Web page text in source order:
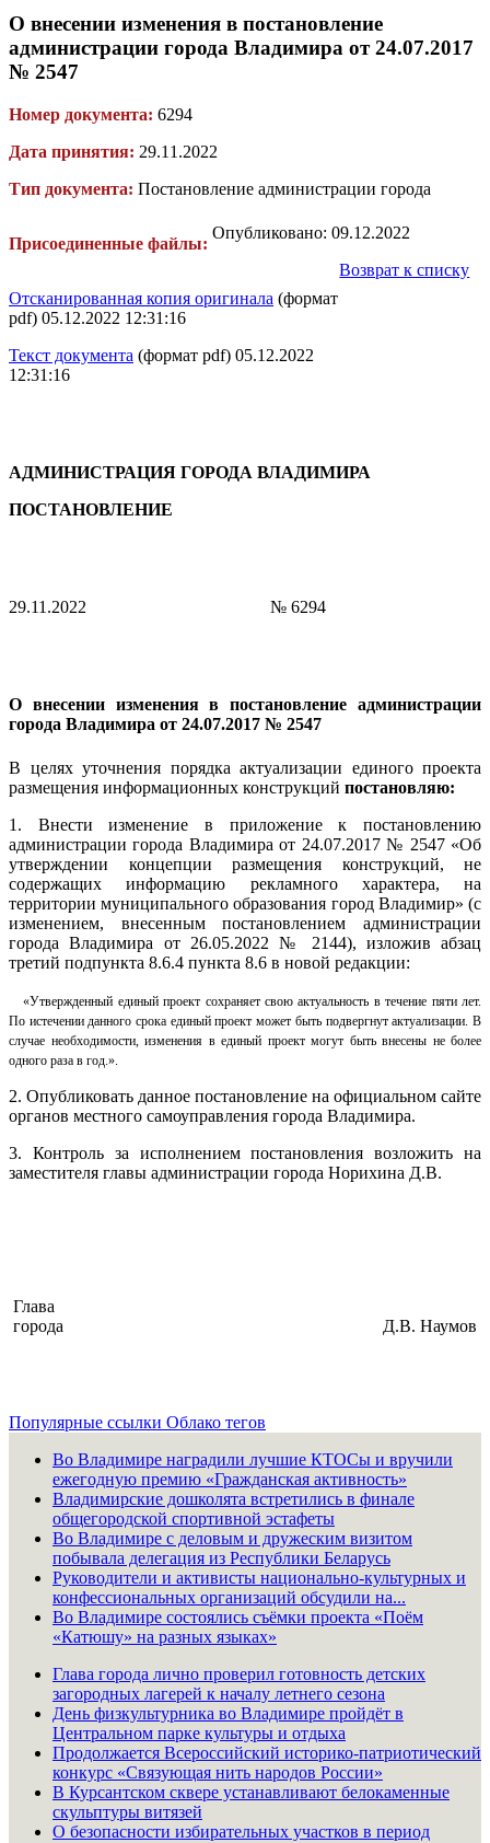
О внесении изменения в постановление
администрации города Владимира от 24.07.2017
№ 2547
Номер документа: 6294
Дата принятия: 29.11.2022
Тип документа: Постановление администрации города
Присоединенные файлы:
Отсканированная копия оригинала (формат
pdf) 05.12.2022 12:31:16
Текст документа (формат pdf) 05.12.2022
12:31:16
АДМИНИСТРАЦИЯ ГОРОДА ВЛАДИМИРА
ПОСТАНОВЛЕНИЕ
29.11.2022 № 6294
О внесении изменения в постановление администрации
города Владимира от 24.07.2017 № 2547
В целях уточнения порядка актуализации единого проекта
размещения информационных конструкций постановляю:
1. Внести изменение в приложение к постановлению
администрации города Владимира от 24.07.2017 № 2547 «Об
утверждении концепции размещения конструкций, не
содержащих информацию рекламного характера, на
территории муниципального образования город Владимир» (с
изменением, внесенным постановлением администрации
города Владимира от 26.05.2022 № 2144), изложив абзац
третий подпункта 8.6.4 пункта 8.6 в новой редакции:
«Утвержденный единый проект сохраняет свою актуальность в течение пяти лет.
По истечении данного срока единый проект может быть подвергнут актуализации. В
случае необходимости, изменения в единый проект могут быть внесены не более
одного раза в год.».
2. Опубликовать данное постановление на официальном сайте
органов местного самоуправления города Владимира.
3. Контроль за исполнением постановления возложить на
заместителя главы администрации города Норихина Д.В.
Глава
города
Д.В. Наумов
Опубликовано: 09.12.2022
Возврат к списку
Популярные ссылки Облако тегов
Во Владимире наградили лучшие КТОСы и вручили
ежегодную премию «Гражданская активность»
Владимирские дошколята встретились в финале
общегородской спортивной эстафеты
Во Владимире с деловым и дружеским визитом
побывала делегация из Республики Беларусь
Руководители и активисты национально-культурных и
конфессиональных организаций обсудили на...
Во Владимире состоялись съёмки проекта «Поём
«Катюшу» на разных языках»
Глава города лично проверил готовность детских
загородных лагерей к началу летнего сезона
День физкультурника во Владимире пройдёт в
Центральном парке культуры и отдыха
Продолжается Всероссийский историко-патриотический
конкурс «Связующая нить народов России»
В Курсантском сквере устанавливают белокаменные
скульптуры витязей
О безопасности избирательных участков в период